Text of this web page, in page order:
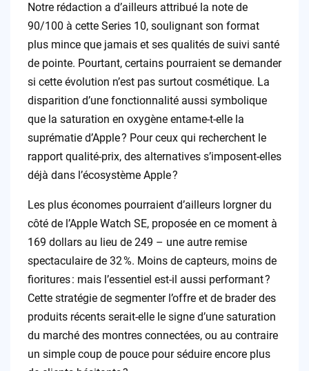
Notre rédaction a d’ailleurs attribué la note de
90/100 à cette Series 10, soulignant son format
plus mince que jamais et ses qualités de suivi santé
de pointe. Pourtant, certains pourraient se demander
si cette évolution n’est pas surtout cosmétique. La
disparition d’une fonctionnalité aussi symbolique
que la saturation en oxygène entame-t-elle la
suprématie d’Apple ? Pour ceux qui recherchent le
rapport qualité-prix, des alternatives s’imposent-elles
déjà dans l’écosystème Apple ?
Les plus économes pourraient d’ailleurs lorgner du
côté de l’Apple Watch SE, proposée en ce moment à
169 dollars au lieu de 249 – une autre remise
spectaculaire de 32 %. Moins de capteurs, moins de
fioritures : mais l’essentiel est-il aussi performant ?
Cette stratégie de segmenter l’offre et de brader des
produits récents serait-elle le signe d’une saturation
du marché des montres connectées, ou au contraire
un simple coup de pouce pour séduire encore plus